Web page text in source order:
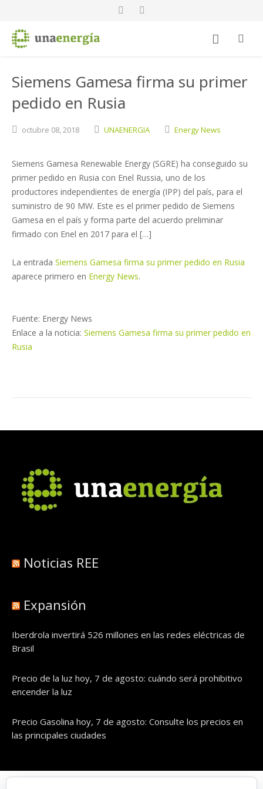
Siemens Gamesa firma su primer
pedido en Rusia
octubre 08,2018 UNAENERGIA Energy News
Siemens Gamesa Renewable Energy (SGRE) ha conseguido su
primer pedido en Rusia con Enel Russia, uno de los
productores independientes de energía (IPP) del país, para el
suministro de 90 MW. Este es el primer pedido de Siemens
Gamesa en el país y forma parte del acuerdo preliminar
firmado con Enel en 2017 para el […]
La entrada Siemens Gamesa firma su primer pedido en Rusia
aparece primero en Energy News.
Fuente: Energy News
Enlace a la noticia: Siemens Gamesa firma su primer pedido en
Rusia
Noticias REE
Expansión
Iberdrola invertirá 526 millones en las redes eléctricas de
Brasil
Precio de la luz hoy, 7 de agosto: cuándo será prohibitivo
encender la luz
Precio Gasolina hoy, 7 de agosto: Consulte los precios en
las principales ciudades